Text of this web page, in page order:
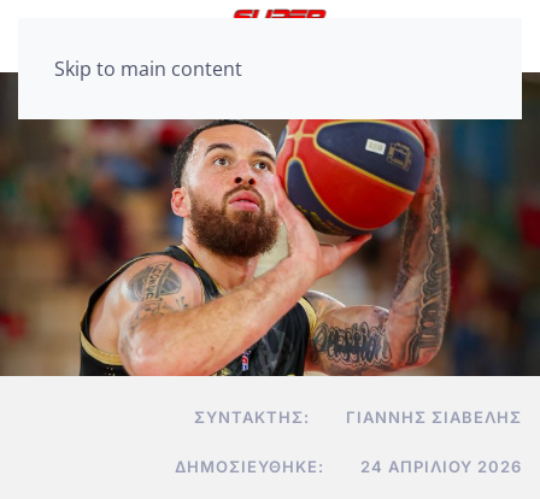
Skip to main content
ΣΥΝΤΆΚΤΗΣ: ΓΙΆΝΝΗΣ ΣΙΑΒΕΛΉΣ
ΔΗΜΟΣΙΕΎΘΗΚΕ: 24 ΑΠΡΙΛΊΟΥ 2026